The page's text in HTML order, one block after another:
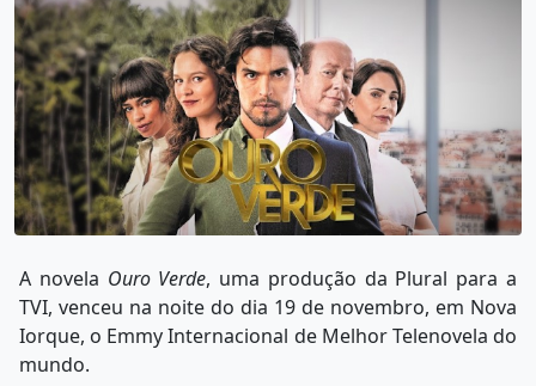
A novela Ouro Verde, uma produção da Plural para a
TVI, venceu na noite do dia 19 de novembro, em Nova
Iorque, o Emmy Internacional de Melhor Telenovela do
mundo.